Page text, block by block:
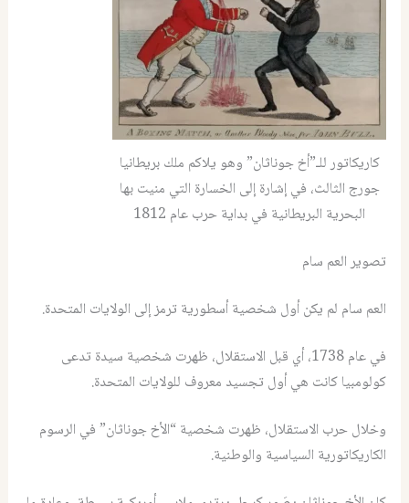
كاريكاتور للـ”أخ جوناثان” وهو يلاكم ملك بريطانيا
جورج الثالث، في إشارة إلى الخسارة التي منيت بها
البحرية البريطانية في بداية حرب عام 1812
تصوير العم سام
العم سام لم يكن أول شخصية أسطورية ترمز إلى الولايات المتحدة.
في عام 1738، أي قبل الاستقلال، ظهرت شخصية سيدة تدعى
كولومبيا كانت هي أول تجسيد معروف للولايات المتحدة.
وخلال حرب الاستقلال، ظهرت شخصية “الأخ جوناثان” في الرسوم
الكاريكاتورية السياسية والوطنية.